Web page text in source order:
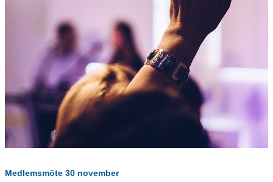
Medlemsmöte 30 november